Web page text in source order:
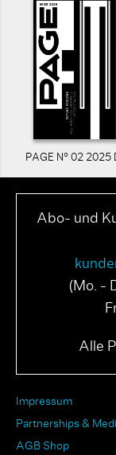
PAGE N° 02 2025
Abo- und
(Mo. -
Alle
Impressum
Partnerships &
AGB Shop